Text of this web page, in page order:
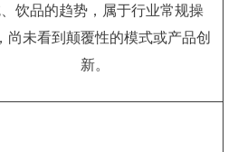
饮品的趋势，属于行业常规操
尚未看到颠覆性的模式或产品创
新。